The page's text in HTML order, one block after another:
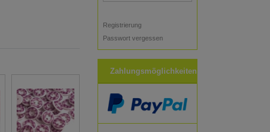
Registrierung
Passwort vergessen
Zahlungsmöglichkeiten